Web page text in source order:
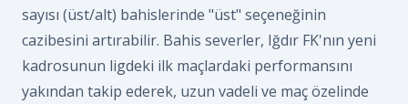
sayısı (üst/alt) bahislerinde "üst" seçeneğinin
cazibesini artırabilir. Bahis severler, Iğdır FK'nın yeni
kadrosunun ligdeki ilk maçlardaki performansını
yakından takip ederek, uzun vadeli ve maç özelinde